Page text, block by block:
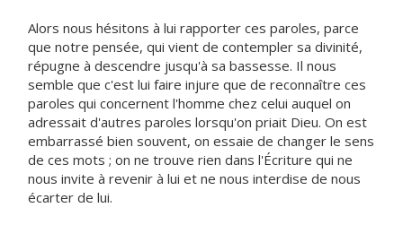
Alors nous hésitons à lui rapporter ces paroles, parce
que notre pensée, qui vient de contempler sa divinité,
répugne à descendre jusqu'à sa bassesse. Il nous
semble que c'est lui faire injure que de reconnaître ces
paroles qui concernent l'homme chez celui auquel on
adressait d'autres paroles lorsqu'on priait Dieu. On est
embarrassé bien souvent, on essaie de changer le sens
de ces mots ; on ne trouve rien dans l'Écriture qui ne
nous invite à revenir à lui et ne nous interdise de nous
écarter de lui.